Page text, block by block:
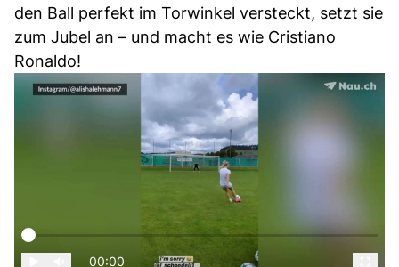
den Ball perfekt im Torwinkel versteckt, setzt sie
zum Jubel an – und macht es wie Cristiano
Ronaldo!
00:00